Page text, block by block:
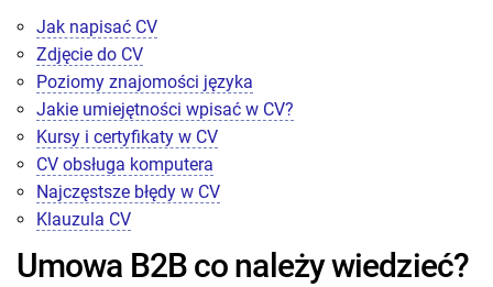
Jak napisać CV
Zdjęcie do CV
Poziomy znajomości języka
Jakie umiejętności wpisać w CV?
Kursy i certyfikaty w CV
CV obsługa komputera
Najczęstsze błędy w CV
Klauzula CV
Umowa B2B co należy wiedzieć?